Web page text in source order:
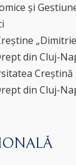
și
din Cluj-
Creștină
din Cluj-